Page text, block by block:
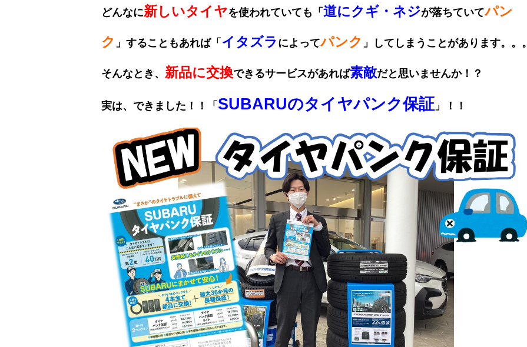
どんなに新しいタイヤを使われていても「 道にクギ・ネジが落ちていてパン
ク 」 することもあれば「 イタズラ によってパンク 」してしまうことがあります。。。
そんなとき、 新品に交換できるサービスがあれば素敵だと思いませんか！？
実は、できました！！「 SUBARUのタイヤパンク保証 」！！